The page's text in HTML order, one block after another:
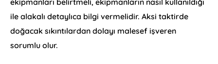
ile alakalı detaylıca bilgi vermelidir. Aksi taktirde
doğacak sıkıntılardan dolayı malesef işveren
sorumlu olur.